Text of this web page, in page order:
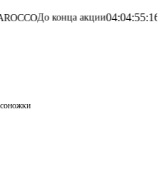
акции04:04:55:16 Перейти в